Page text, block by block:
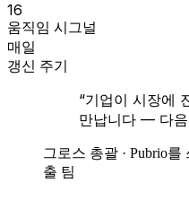
16
움직임 시그널
매일
갱신 주기
“기업이 시장에
만납니다 — 다
그로스 총괄 · Pubrio
출 팀